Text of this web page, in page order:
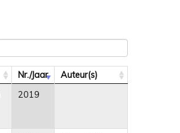
Nr./Jaar
Auteur(s)
2019